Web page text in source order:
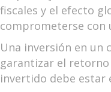
fiscales y el efecto
comprometerse con
Una inversión en un
garantizar el
invertido debe estar